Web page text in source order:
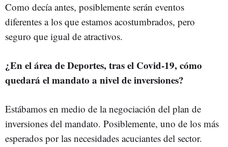
Como decía antes, posiblemente serán eventos
diferentes a los que estamos acostumbrados, pero
seguro que igual de atractivos.
¿En el área de Deportes, tras el Covid-19, cómo
quedará el mandato a nivel de inversiones?
Estábamos en medio de la negociación del plan de
inversiones del mandato. Posiblemente, uno de los más
esperados por las necesidades acuciantes del sector.